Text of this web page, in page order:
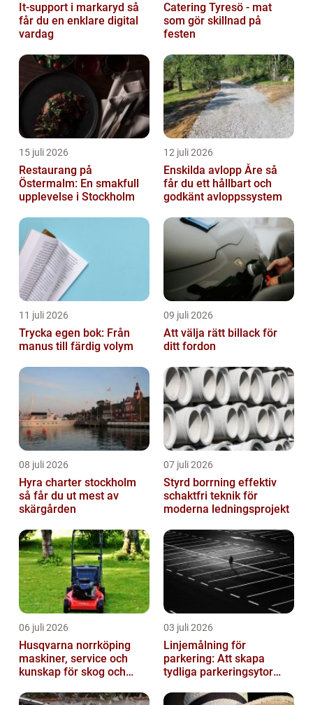
It-support i markaryd så
får du en enklare digital
vardag
Catering Tyresö - mat
som gör skillnad på
festen
15 juli 2026
Restaurang på
Östermalm: En smakfull
upplevelse i Stockholm
12 juli 2026
Enskilda avlopp Åre så
får du ett hållbart och
godkänt avloppssystem
11 juli 2026
Trycka egen bok: Från
manus till färdig volym
09 juli 2026
Att välja rätt billack för
ditt fordon
08 juli 2026
Hyra charter stockholm
så får du ut mest av
skärgården
07 juli 2026
Styrd borrning effektiv
schaktfri teknik för
moderna ledningsprojekt
06 juli 2026
Husqvarna norrköping
maskiner, service och
kunskap för skog och
03 juli 2026
Linjemålning för
parkering: Att skapa
tydliga parkeringsytor
parkeringslinjer